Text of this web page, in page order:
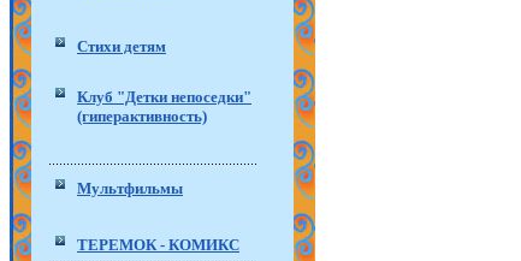
Стихи детям
Клуб "Детки непоседки"
(гиперактивность)
Мультфильмы
ТЕРЕМОК - КОМИКС